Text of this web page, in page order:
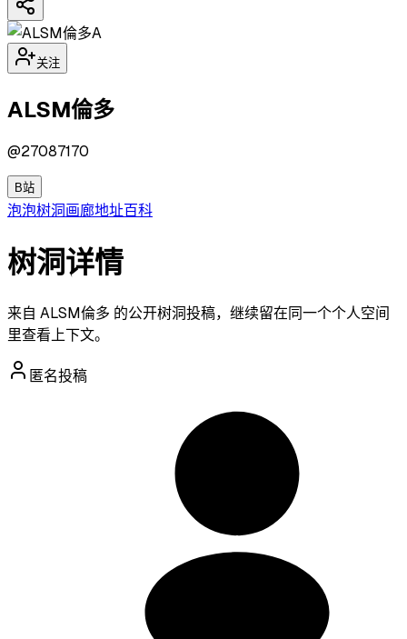
A
关注
ALSM倫多
@27087170
B站
泡泡树洞画廊地址百科
树洞详情
来自 ALSM倫多 的公开树洞投稿，继续留在同一个个人空间
里查看上下文。
匿名投稿